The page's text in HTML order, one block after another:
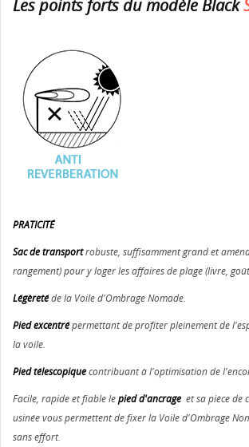
Les points forts du modèle Black
PRATICITÉ
Sac de transportrobuste, suffisamment grand et
rangement) pour y loger les affaires de plage (livre,
Légèretéde la Voile d'Ombrage Nomade.
Pied excentrépermettant de profiter pleinement de
la voile.
Pied télescopiquecontribuant à l'optimisation de
Facile, rapide et fiable lepied d'ancrage et sa pièce de
usinée vous permettent de fixer la Voile d'Ombrage
sans effort.